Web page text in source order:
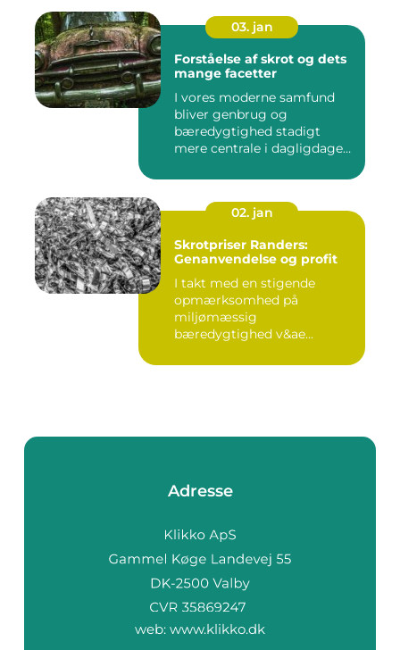
03. jan
Forståelse af skrot og dets
mange facetter
I vores moderne samfund
bliver genbrug og
bæredygtighed stadigt
mere centrale i dagligdagen.
02. jan
Skrotpriser Randers:
Genanvendelse og profit
I takt med en stigende
opmærksomhed på
miljømæssig
bæredygtighed v&ae...
Adresse
web: www.klikko.dk